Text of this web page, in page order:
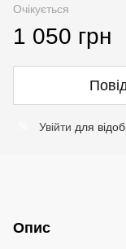
Очікується
1 050 грн
Увійти для
Опис